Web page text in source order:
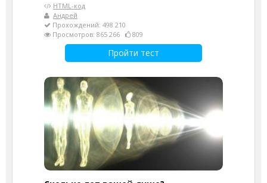
HTML-код
Андрей
Прохождений: 498 210
Просмотров: 865 266
809
Пройти тест